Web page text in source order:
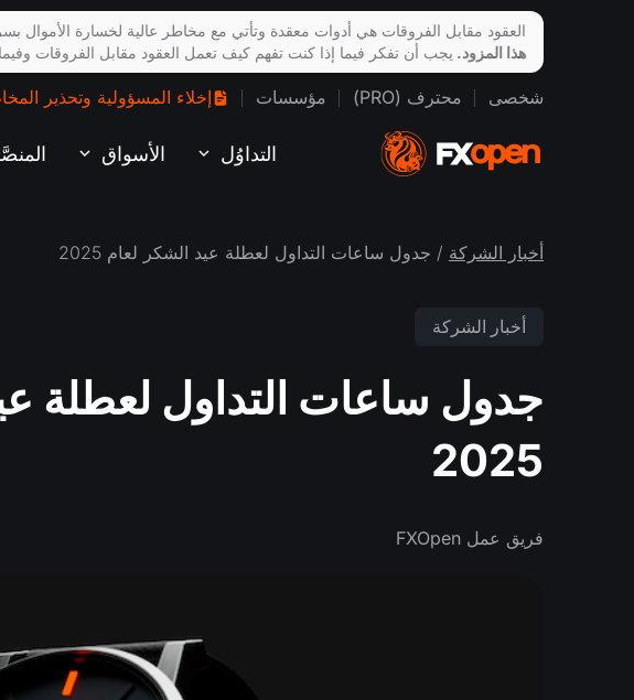
شخصى محترف (PRO) مؤسسات إخلاء المسؤولية وتحذير
التداوُل الأسواق
أخبار الشركة / جدول ساعات التداول لعطلة عيد الشكر لعام 2025
أخبار الشركة
جدول ساعات التداول لعطلة
2025
فريق عمل FXOpen
العقود مقابل الفروقات هي أدوات معقدة وتأتي مع مخاطر عالية لخسارة الأموال
هذا المزود. يجب أن تفكر فيما إذا كنت تفهم كيف تعمل العقود مقابل الفروقات